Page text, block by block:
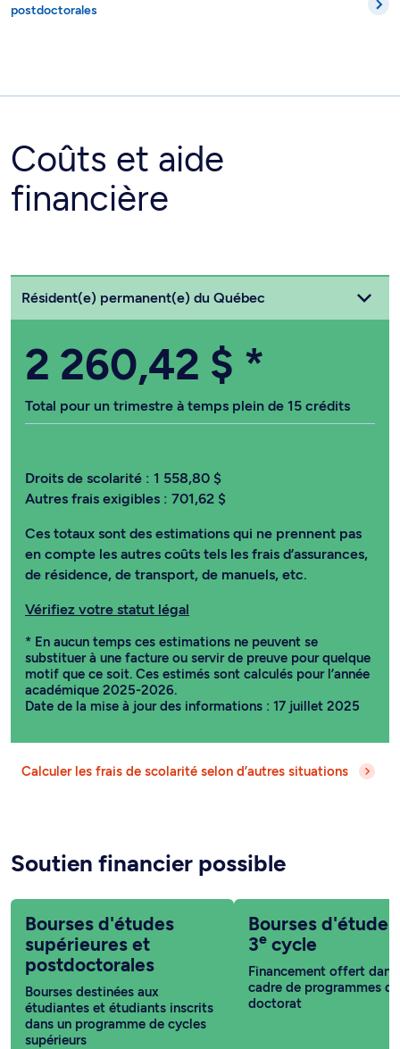
postdoctorales
Coûts et aide
financière
Choisissez votre statut
Résident(e) permanent(e) du Québec
2 260,42 $ *
Total pour un trimestre à temps plein de 15 crédits
Droits de scolarité : 1 558,80 $
Autres frais exigibles : 701,62 $
Ces totaux sont des estimations qui ne prennent pas
en compte les autres coûts tels les frais d’assurances,
de résidence, de transport, de manuels, etc.
Vérifiez votre statut légal
* En aucun temps ces estimations ne peuvent se
substituer à une facture ou servir de preuve pour quelque
motif que ce soit. Ces estimés sont calculés pour l’année
académique 2025-2026.
Date de la mise à jour des informations : 17 juillet 2025
Calculer les frais de scolarité selon d’autres situations
Soutien financier possible
Bourses d'études
supérieures et
postdoctorales
Bourses destinées aux
étudiantes et étudiants inscrits
dans un programme de cycles
supérieurs
Bourses
3e cycle
Financement offert dans
cadre de programmes de
doctorat